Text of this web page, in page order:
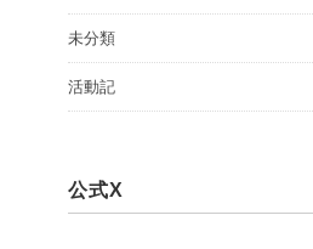
未分類
活動記
公式X